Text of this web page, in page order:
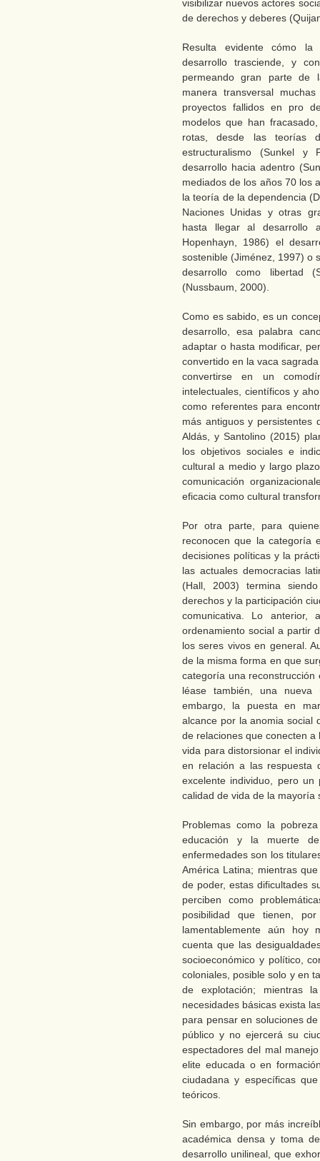
visibilizar nuevos actores
de derechos y deberes
Resulta evidente cómo la
desarrollo trasciende, y
permeando gran parte de
manera transversal
proyectos fallidos en pro
modelos que han
rotas, desde las teorías
estructuralismo (Sunkel y
desarrollo hacia adentro
mediados de los años 70 los
la teoría de la dependencia
Naciones Unidas y otras
hasta llegar al desarrollo
Hopenhayn, 1986) el
sostenible (Jiménez, 1997) o
desarrollo como libertad
(Nussbaum, 2000).
Como es sabido, es un
desarrollo, esa palabra
adaptar o hasta modificar,
convertido en la vaca
convertirse en un
intelectuales, científicos y
como referentes para
más antiguos y persistentes
Aldás, y Santolino (2015)
los objetivos sociales e
cultural a medio y largo
comunicación
eficacia como cultural
Por otra parte, para
reconocen que la categoría
decisiones políticas y la
las actuales democracias
(Hall, 2003) termina
derechos y la participación
comunicativa. Lo
ordenamiento social a partir
los seres vivos en general.
de la misma forma en que
categoría una
léase también, una nueva
embargo, la puesta en
alcance por la anomia social
de relaciones que conecten
vida para distorsionar el
en relación a las respuesta
excelente individuo, pero
calidad de vida de la mayoría
Problemas como la
educación y la muerte
enfermedades son los
América Latina; mientras
de poder, estas dificultades
perciben como
posibilidad que tienen,
lamentablemente aún hoy
cuenta que las
socioeconómico y político,
coloniales, posible solo y en
de explotación; mientras
necesidades básicas exista
para pensar en soluciones
público y no ejercerá su
espectadores del mal
elite educada o en
ciudadana y específicas
teóricos.
Sin embargo, por más
académica densa y toma
desarrollo unilineal, que